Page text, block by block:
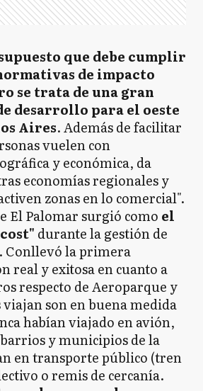
que debe cumplir
de impacto
se trata de una gran
desarrollo para el oeste
Aires. Además de facilitar
vuelen con
y económica, da
economías regionales y
zonas en lo comercial".
El Palomar surgió como el
durante la gestión de
Conllevó la primera
real y exitosa en cuanto a
respecto de Aeroparque y
viajan son en buena medida
habían viajado en avión,
y municipios de la
en transporte público (tren
o remis de cercanía.